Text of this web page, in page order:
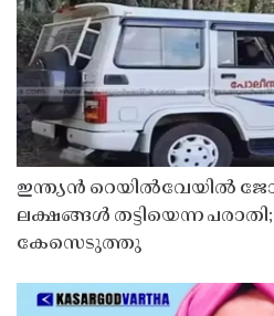
ഇന്ത്യൻ റെയിൽവേയിൽ
ലക്ഷങ്ങൾ തട്ടിയെന്ന
കേസെടുത്തു